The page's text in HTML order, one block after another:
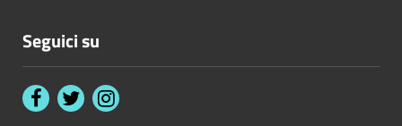
Seguici su